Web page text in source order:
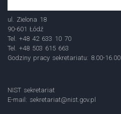
ul. Zielona 18
90-601 Łódź
Tel. +48 42 633 10 70
Tel. +48 503 615 663
Godziny pracy sekretariatu: 8.00-16.00
NIST sekretariat
E-mail: sekretariat@nist.gov.pl